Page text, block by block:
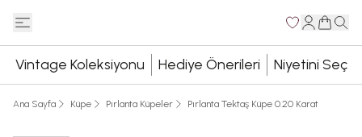
Vintage Koleksiyonu Hediye Önerileri Niyetini Seç
Ana Sayfa Küpe Pırlanta Küpeler Pırlanta Tektaş Küpe 0.20 Karat